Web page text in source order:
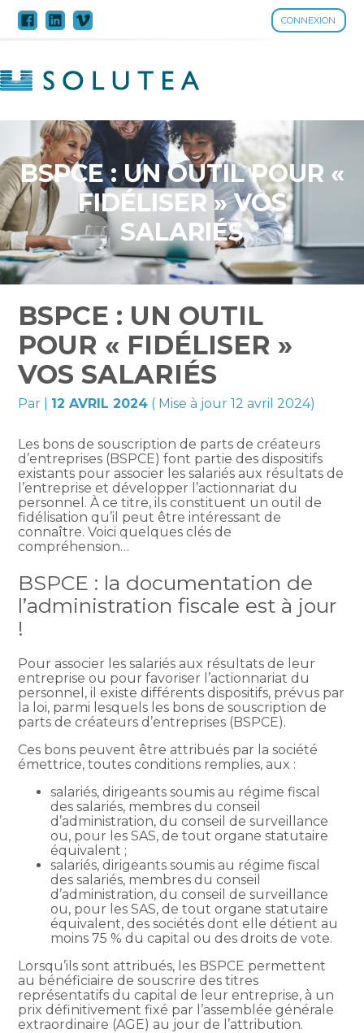
CONNEXION
Aller
BSPCE : UN OUTIL POUR «
FIDÉLISER » VOS
SALARIÉS
BSPCE : UN OUTIL
POUR « FIDÉLISER »
VOS SALARIÉS
Par 12 AVRIL 2024 ( Mise à jour 12 avril 2024)
Les bons de souscription de parts de créateurs
d’entreprises (BSPCE) font partie des dispositifs
existants pour associer les salariés aux résultats de
l’entreprise et développer l’actionnariat du
personnel. À ce titre, ils constituent un outil de
fidélisation qu’il peut être intéressant de
connaître. Voici quelques clés de
compréhension…
BSPCE : la documentation de
l’administration fiscale est à jour
!
Pour associer les salariés aux résultats de leur
entreprise ou pour favoriser l’actionnariat du
personnel, il existe différents dispositifs, prévus par
la loi, parmi lesquels les bons de souscription de
parts de créateurs d’entreprises (BSPCE).
Ces bons peuvent être attribués par la société
émettrice, toutes conditions remplies, aux :
salariés, dirigeants soumis au régime fiscal
des salariés, membres du conseil
d’administration, du conseil de surveillance
ou, pour les SAS, de tout organe statutaire
équivalent ;
salariés, dirigeants soumis au régime fiscal
des salariés, membres du conseil
d’administration, du conseil de surveillance
ou, pour les SAS, de tout organe statutaire
équivalent, des sociétés dont elle détient au
moins 75 % du capital ou des droits de vote.
Lorsqu’ils sont attribués, les BSPCE permettent
au bénéficiaire de souscrire des titres
représentatifs du capital de leur entreprise, à un
prix définitivement fixé par l’assemblée générale
extraordinaire (AGE) au jour de l’attribution.